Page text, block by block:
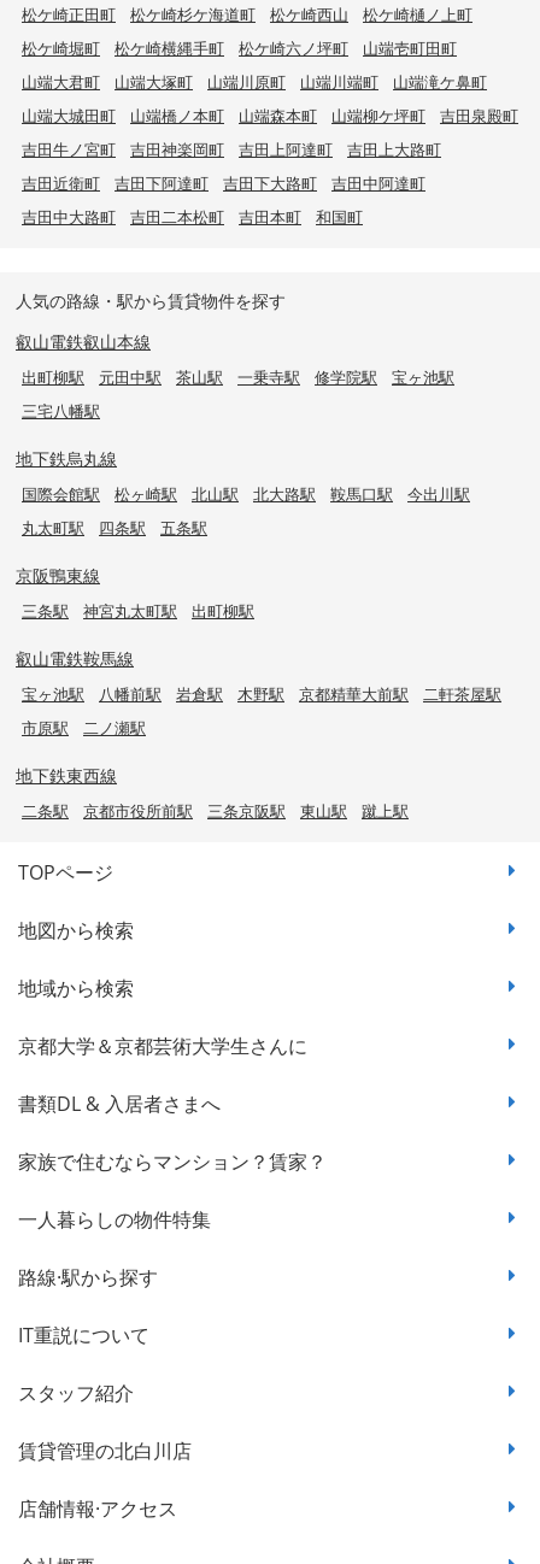
松ケ崎正田町
松ケ崎杉ケ海道町 松ケ崎西山
松ケ崎樋ノ上町
松ケ崎堀町
松ケ崎横縄手町 松ケ崎六ノ坪町
山端壱町田町
山端大君町
山端大塚町 山端川原町 山端川端町
山端滝ケ鼻町
山端大城田町
山端橋ノ本町 山端森本町 山端柳ケ坪町
吉田泉殿町
吉田牛ノ宮町
吉田神楽岡町 吉田上阿達町
吉田上大路町
吉田近衛町
吉田下阿達町 吉田下大路町
吉田中阿達町
吉田中大路町
吉田二本松町 吉田本町 和国町
人気の路線・駅から賃貸物件を探す
叡山電鉄叡山本線
出町柳駅 元田中駅 茶山駅 一乗寺駅 修学院駅
宝ヶ池駅
三宅八幡駅
地下鉄烏丸線
国際会館駅 松ヶ崎駅 北山駅 北大路駅 鞍馬口駅
今出川駅
丸太町駅
四条駅 五条駅
京阪鴨東線
三条駅 神宮丸太町駅 出町柳駅
叡山電鉄鞍馬線
宝ヶ池駅 八幡前駅 岩倉駅 木野駅 京都精華大前駅
二軒茶屋駅
市原駅
二ノ瀬駅
地下鉄東西線
二条駅 京都市役所前駅 三条京阪駅 東山駅 蹴上駅
TOPページ
地図から検索
地域から検索
京都大学＆京都芸術大学生さんに
書類DL & 入居者さまへ
家族で住むならマンション？賃家？
一人暮らしの物件特集
路線·駅から探す
IT重説について
スタッフ紹介
賃貸管理の北白川店
店舗情報·アクセス